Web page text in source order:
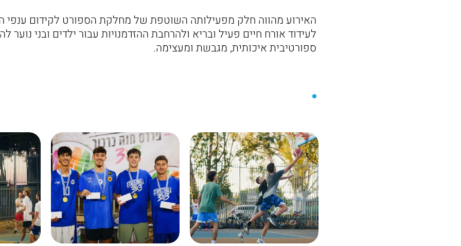
האירוע מהווה חלק מפעילותה השוטפת של מחלקת הספורט לקידום ענפי
לעידוד אורח חיים פעיל ובריא ולהרחבת ההזדמנויות עבור ילדים ובני
ספורטיבית איכותית, מגבשת ומעצימה.